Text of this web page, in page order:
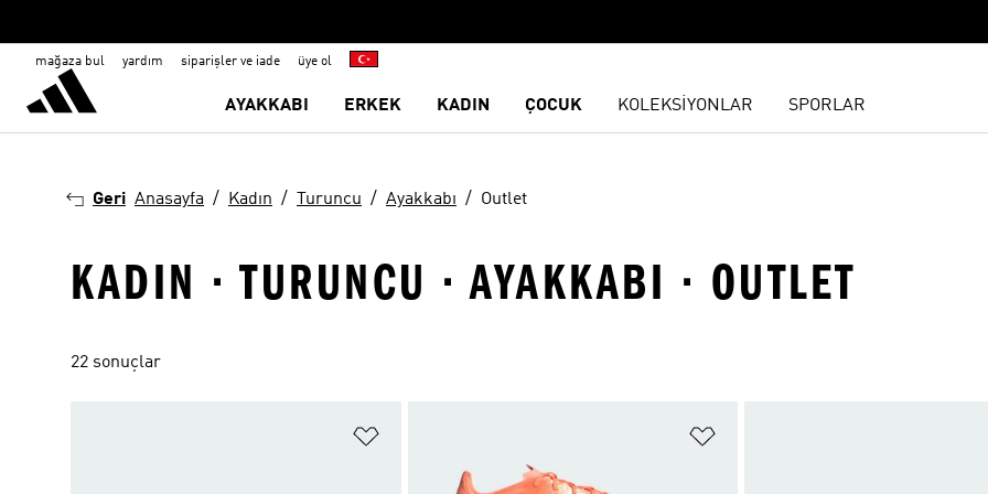
mağaza bul yardım siparişler ve iade üye ol
AYAKKABI ERKEK KADIN ÇOCUK KOLEKSİYONLAR SPORLAR
Geri Anasayfa Kadın Turuncu Ayakkabı Outlet
KADIN · TURUNCU · AYAKKABI · OUTLET
22 sonuçlar